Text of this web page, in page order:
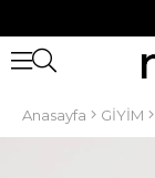
Anasayfa GİYİM